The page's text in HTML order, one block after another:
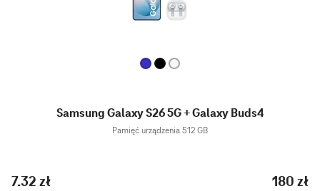
Samsung Galaxy S26 5G + Galaxy Buds4
Pamięć urządzenia 512 GB
7.32 zł 180 zł